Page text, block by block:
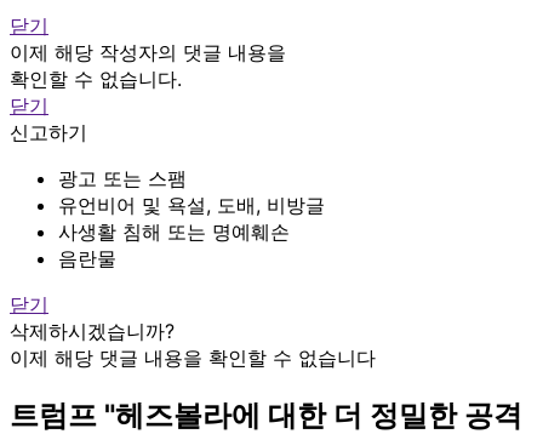
닫기
이제 해당 작성자의 댓글 내용을
확인할 수 없습니다.
닫기
신고하기
광고 또는 스팸
유언비어 및 욕설, 도배, 비방글
사생활 침해 또는 명예훼손
음란물
닫기
삭제하시겠습니까?
이제 해당 댓글 내용을 확인할 수 없습니다
트럼프 "헤즈볼라에 대한 더 정밀한 공격